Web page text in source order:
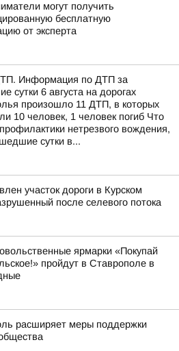
могут получить
бесплатную
от эксперта
Информация по ДТП за
сутки 6 августа на дорогах
произошло 11 ДТП, в которых
10 человек, 1 человек погиб Что
нетрезвого вождения,
сутки в...
участок дороги в Курском
после селевого потока
ярмарки «Покупай
пройдут в Ставрополе в
расширяет меры поддержки